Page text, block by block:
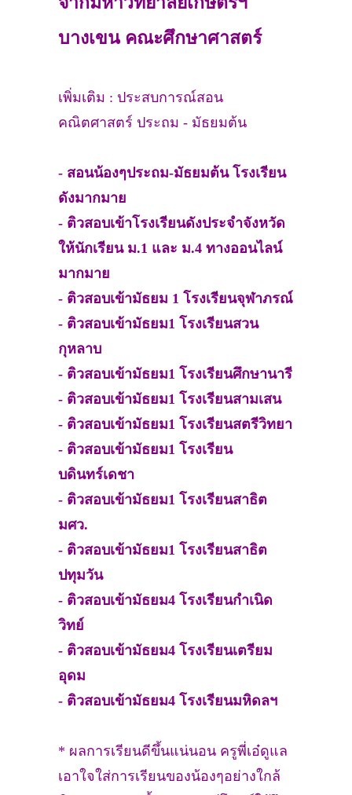
บางเขน คณะศึกษาศาสตร์
เพิ่มเติม : ประสบการณ์สอน
คณิตศาสตร์ ประถม - มัธยมต้น
- สอนน้องๆประถม-มัธยมต้น โรงเรียน
ดังมากมาย
- ติวสอบเข้าโรงเรียนดังประจำจังหวัด
ให้นักเรียน ม.1 และ ม.4 ทางออนไลน์
มากมาย
- ติวสอบเข้ามัธยม 1 โรงเรียนจุฬาภรณ์
- ติวสอบเข้ามัธยม1 โรงเรียนสวน
กุหลาบ
- ติวสอบเข้ามัธยม1 โรงเรียนศึกษานารี
- ติวสอบเข้ามัธยม1 โรงเรียนสามเสน
- ติวสอบเข้ามัธยม1 โรงเรียนสตรีวิทยา
- ติวสอบเข้ามัธยม1 โรงเรียน
บดินทร์เดชา
- ติวสอบเข้ามัธยม1 โรงเรียนสาธิต
มศว.
- ติวสอบเข้ามัธยม1 โรงเรียนสาธิต
ปทุมวัน
- ติวสอบเข้ามัธยม4 โรงเรียนกำเนิด
วิทย์
- ติวสอบเข้ามัธยม4 โรงเรียนเตรียม
อุดม
- ติวสอบเข้ามัธยม4 โรงเรียนมหิดลฯ
* ผลการเรียนดีขึ้นแน่นอน ครูพี่เอ๋ดูแล
เอาใจใส่การเรียนของน้องๆอย่างใกล้